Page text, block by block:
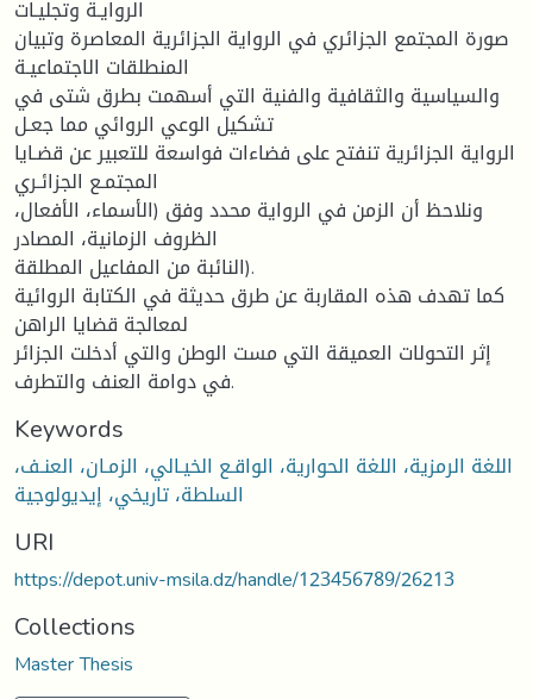
الروايـة وتجليـات
صورة المجتمع الجزائري في الرواية الجزائرية المعاصرة وتبيان
المنطلقات الاجتماعيـة
والسياسية والثقافية والفنية التي أسهمت بطرق شتى في
تشكيل الوعي الروائي مما جعـل
الرواية الجزائرية تنفتح على فضاءات فواسعة للتعبير عن قضـايا
المجتمـع الجزائـري
ونلاحظ أن الزمن في الرواية محدد وفق (الأسماء، الأفعال،
الظروف الزمانية، المصادر
النائبة من المفاعيل المطلقة).
كما تهدف هذه المقاربة عن طرق حديثة في الكتابة الروائية
لمعالجة قضايا الراهن
إثر التحولات العميقة التي مست الوطن والتي أدخلت الجزائر
في دوامة العنف والتطرف.
Keywords
اللغة الرمزية، اللغة الحوارية، الواقـع الخيـالي، الزمـان، العنـف،
السلطة، تاريخي، إيديولوجية
URI
https://depot.univ-msila.dz/handle/123456789/26213
Collections
Master Thesis